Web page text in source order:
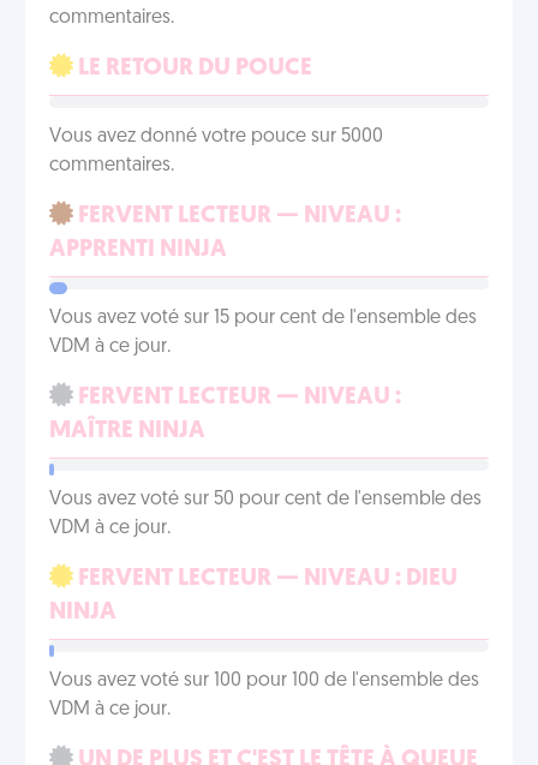
commentaires.
LE RETOUR DU POUCE
Vous avez donné votre pouce sur 5000
commentaires.
FERVENT LECTEUR — NIVEAU :
APPRENTI NINJA
Vous avez voté sur 15 pour cent de l'ensemble des
VDM à ce jour.
FERVENT LECTEUR — NIVEAU :
MAÎTRE NINJA
Vous avez voté sur 50 pour cent de l'ensemble des
VDM à ce jour.
FERVENT LECTEUR — NIVEAU : DIEU
NINJA
Vous avez voté sur 100 pour 100 de l'ensemble des
VDM à ce jour.
UN DE PLUS ET C'EST LE TÊTE À QUEUE